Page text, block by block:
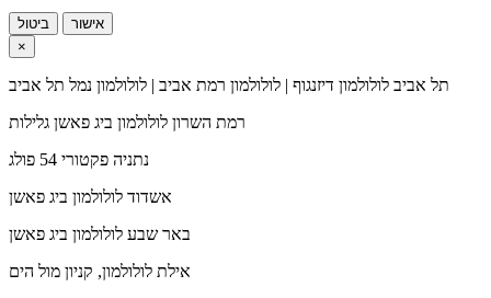
ביטול
אישור
×
תל אביב לולולמון דיזנגוף | לולולמון רמת אביב | לולולמון נמל תל אביב
רמת השרון לולולמון ביג פאשן גלילות
נתניה פקטורי 54 פולג
אשדוד לולולמון ביג פאשן
באר שבע לולולמון ביג פאשן
אילת לולולמון, קניון מול הים